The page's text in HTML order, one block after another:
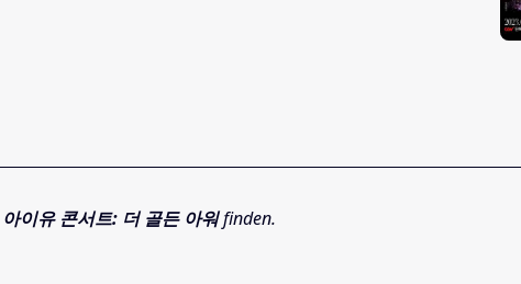
아이유 콘서트: 더 골든 아워finden.